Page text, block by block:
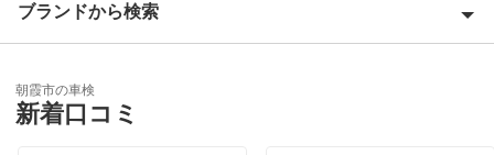
入間市
大里郡
桶川市
Award 受賞店
特典あり
ブランドから検索
「車検の速太郎」
朝霞市の車検
新着口コミ